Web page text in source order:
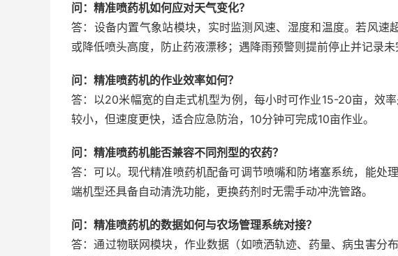
问：精准喷药机如何应对天气变化？
答：设备内置气象站模块，实时监测风速、湿度和温度。若风
或降低喷头高度，防止药液漂移；遇降雨预警则提前停止并记录未
问：精准喷药机的作业效率如何？
答：以20米幅宽的自走式机型为例，每小时可作业15-20亩，效
较小，但速度更快，适合应急防治，10分钟可完成10亩作业。
问：精准喷药机能否兼容不同剂型的农药？
答：可以。现代精准喷药机配备可调节喷嘴和防堵塞系统，能处
端机型还具备自动清洗功能，更换药剂时无需手动冲洗管路。
问：精准喷药机的数据如何与农场管理系统对接？
答：通过物联网模块，作业数据（如喷洒轨迹、药量、病虫害分